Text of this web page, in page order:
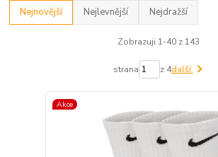
Nejnovější Nejlevnější Nejdražší
Zobrazuji 1-40 z 143
strana z 4další
Akce